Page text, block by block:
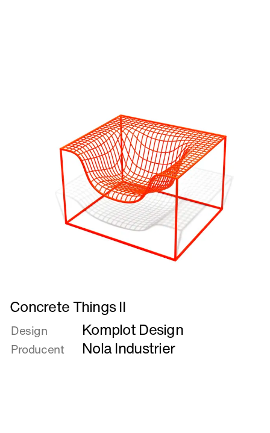
Læs
mere
om
Concrete
Things
Concrete Things II
Design Komplot Design
Producent Nola Industrier